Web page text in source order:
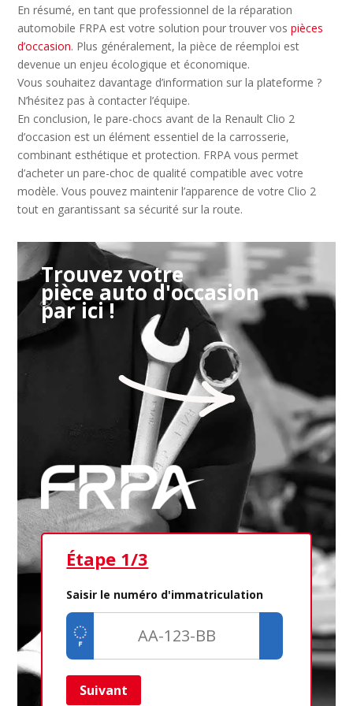
En résumé, en tant que professionnel de la réparation
automobile FRPA est votre solution pour trouver vospièces
d’occasion. Plus généralement, la pièce de réemploi est
devenue un enjeu écologique et économique.
Vous souhaitez davantage d’information sur la plateforme ?
N’hésitez pas à contacter l’équipe.
En conclusion, le pare-chocs avant de la Renault Clio 2
d’occasion est un élément essentiel de la carrosserie,
combinant esthétique et protection. FRPA vous permet
d’acheter un pare-choc de qualité compatible avec votre
modèle. Vous pouvez maintenir l’apparence de votre Clio 2
tout en garantissant sa sécurité sur la route.
Trouvez votre
pièce auto d'occasion
par ici !
Étape 1/3
Saisir le numéro d'immatriculation
Suivant